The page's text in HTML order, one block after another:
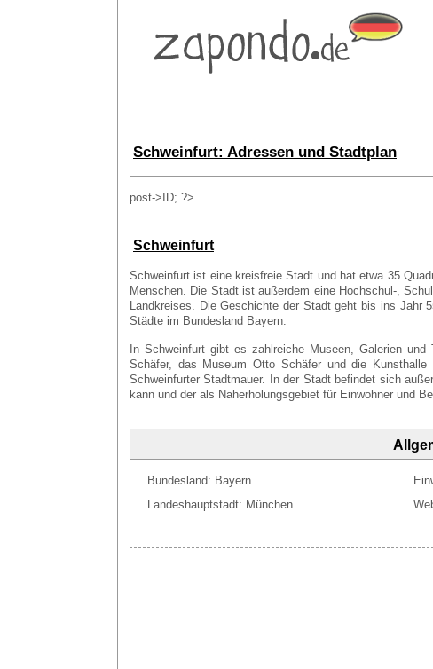
Schweinfurt: Adressen und Stadtplan
post->ID; ?>
Schweinfurt
Schweinfurt ist eine kreisfreie Stadt und hat etwa 35
Menschen. Die Stadt ist außerdem eine Hochschul-,
Landkreises. Die Geschichte der Stadt geht bis ins Jahr
Städte im Bundesland Bayern.
In Schweinfurt gibt es zahlreiche Museen, Galerien
Schäfer, das Museum Otto Schäfer und die
Schweinfurter Stadtmauer. In der Stadt befindet sich
kann und der als Naherholungsgebiet für Einwohner und
Bundesland: Bayern
Landeshauptstadt: München